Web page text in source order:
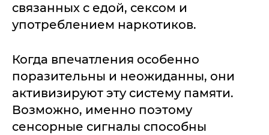
связанных с едой, сексом и
употреблением наркотиков.
Когда впечатления особенно
поразительны и неожиданны, они
активизируют эту систему памяти.
Возможно, именно поэтому
сенсорные сигналы способны